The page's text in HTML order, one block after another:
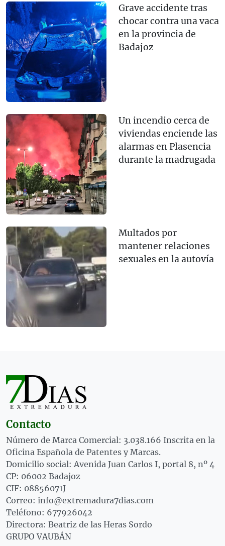
Grave accidente tras
chocar contra una vaca
en la provincia de
Badajoz
Un incendio cerca de
viviendas enciende las
alarmas en Plasencia
durante la madrugada
Multados por
mantener relaciones
sexuales en la autovía
Contacto
Número de Marca Comercial: 3.038.166 Inscrita en la
Oficina Española de Patentes y Marcas.
Domicilio social: Avenida Juan Carlos I, portal 8, nº 4
CP: 06002 Badajoz
CIF: 08856071J
Correo: info@extremadura7dias.com
Teléfono: 677926042
Directora: Beatriz de las Heras Sordo
GRUPO VAUBÁN